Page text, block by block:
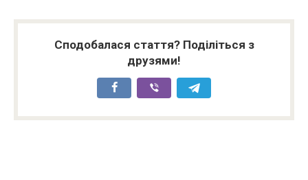
Сподобалася стаття? Поділіться з
друзями!